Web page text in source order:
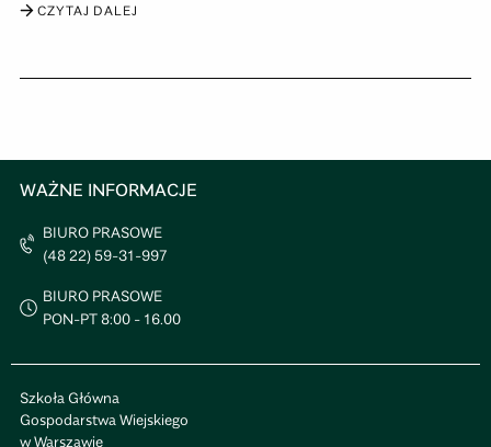
CZYTAJ DALEJ
WAŻNE INFORMACJE
BIURO PRASOWE
(48 22) 59-31-997
BIURO PRASOWE
PON-PT 8:00 - 16.00
Szkoła Główna
Gospodarstwa Wiejskiego
w Warszawie